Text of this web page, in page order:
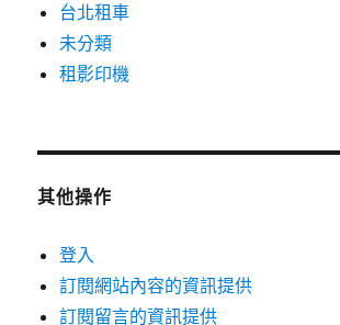
台北租車
未分類
租影印機
其他操作
登入
訂閱網站內容的資訊提供
訂閱留言的資訊提供